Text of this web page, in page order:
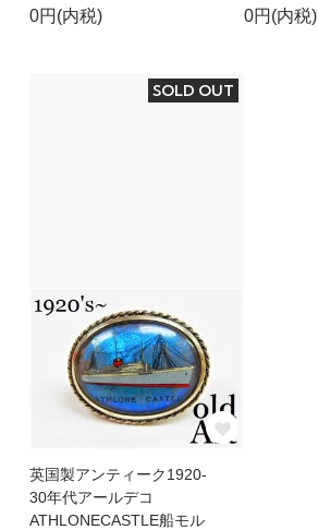
0円(内税) 0円(内税)
SOLD OUT
英国製アンティーク1920-
30年代アールデコ
ATHLONECASTLE船モル